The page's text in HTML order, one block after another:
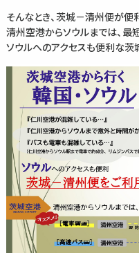
そんなとき、茨城－清州便が便
清州空港からソウルまでは、最
ソウルへのアクセスも便利な茨